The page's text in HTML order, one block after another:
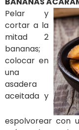
Pelar y
cortar a la
mitad 2
bananas;
colocar en
una
asadera
aceitada y
espolvorear con